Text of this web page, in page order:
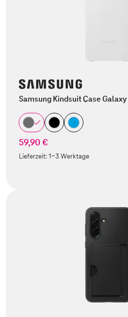
Samsung Kindsuit Case Galaxy
59,90 €
Lieferzeit:1-3 Werktage